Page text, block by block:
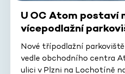
U OC Atom postaví
vícepodlažní
Nové třípodlažní
vedle obchodního centra
ulici v Plzni na Lochotíně